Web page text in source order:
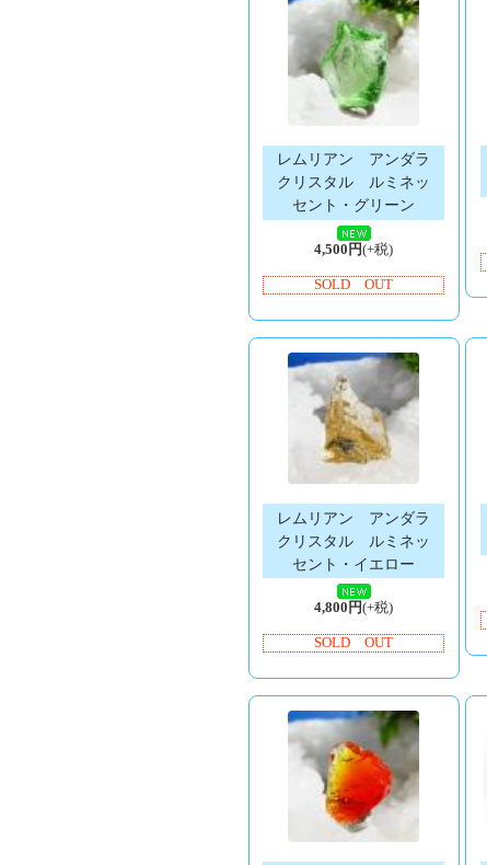
レムリアン アンダラ
クリスタル ルミネッ
セント・グリーン
4,500円(+税)
SOLD OUT
レムリアン アンダラ
クリスタル ルミネッ
セント・イエロー
4,800円(+税)
SOLD OUT